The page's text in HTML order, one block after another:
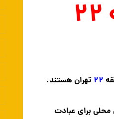
مساجد و مراکز مذهبی منطقه ۲۲
۲۲ تهران هستند.
محلی برای عبادت